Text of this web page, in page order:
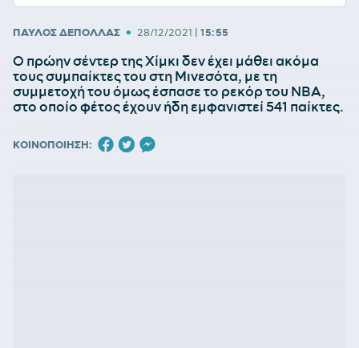
ΠΑΥΛΟΣ ΔΕΠΟΛΛΑΣ • 28/12/2021 | 15:55
O πρώην σέντερ της Χίμκι δεν έχει μάθει ακόμα
τους συμπαίκτες του στη Μινεσότα, με τη
συμμετοχή του όμως έσπασε το ρεκόρ του ΝΒΑ,
στο οποίο φέτος έχουν ήδη εμφανιστεί 541 παίκτες.
ΚΟΙΝΟΠΟΙΗΣΗ: